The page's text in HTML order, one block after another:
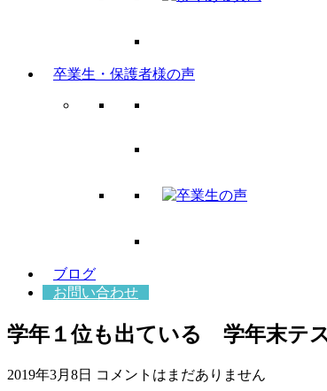
卒業生・保護者様の声
ブログ
お問い合わせ
学年１位も出ている 学年末テ
2019年3月8日 コメントはまだありません